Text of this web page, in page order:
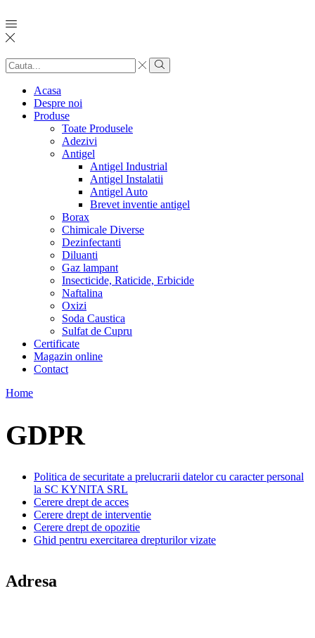
Search
input
Search
Acasa
Despre noi
Produse
Toate Produsele
Adezivi
Antigel
Antigel Industrial
Antigel Instalatii
Antigel Auto
Brevet inventie antigel
Borax
Chimicale Diverse
Dezinfectanti
Diluanti
Gaz lampant
Insecticide, Raticide, Erbicide
Naftalina
Oxizi
Soda Caustica
Sulfat de Cupru
Certificate
Magazin online
Contact
Home
GDPR
Politica de securitate a prelucrarii datelor cu caracter personal
la SC KYNITA SRL
Cerere drept de acces
Cerere drept de interventie
Cerere drept de opozitie
Ghid pentru exercitarea drepturilor vizate
Adresa